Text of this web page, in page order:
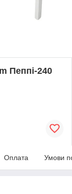
Пеппі-240
Оплата Умови